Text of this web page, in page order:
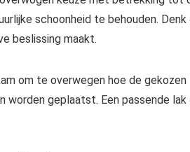
schoonheid te behouden.
beslissing maakt.
om te overwegen hoe de
worden geplaatst. Een passende